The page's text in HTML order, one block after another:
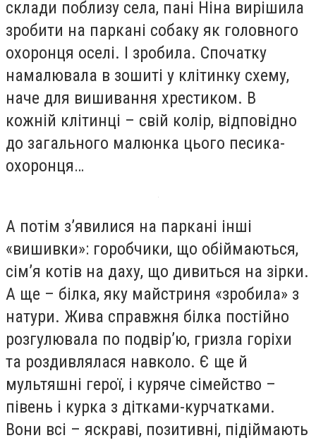
склади поблизу села, пані Ніна вирішила
зробити на паркані собаку як головного
охоронця оселі. І зробила. Спочатку
намалювала в зошиті у клітинку схему,
наче для вишивання хрестиком. В
кожній клітинці – свій колір, відповідно
до загального малюнка цього песика-
охоронця…
А потім з’явилися на паркані інші
«вишивки»: горобчики, що обіймаються,
сім’я котів на даху, що дивиться на зірки.
А ще – білка, яку майстриня «зробила» з
натури. Жива справжня білка постійно
розгулювала по подвір’ю, гризла горіхи
та роздивлялася навколо. Є ще й
мультяшні герої, і куряче сімейство –
півень і курка з дітками-курчатками.
Вони всі – яскраві, позитивні, підіймають